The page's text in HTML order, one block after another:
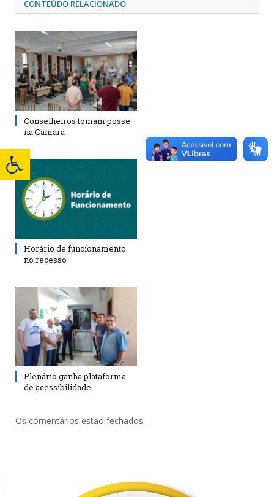
CONTEÚDO RELACIONADO
Conselheiros tomam posse
na Câmara
Horário de funcionamento
no recesso
Plenário ganha plataforma
de acessibilidade
Os comentários estão fechados.